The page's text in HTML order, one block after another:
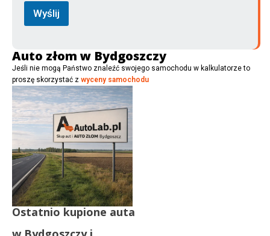
Wyślij
Auto złom w Bydgoszczy
Jeśli nie mogą Państwo znaleźć swojego samochodu w kalkulatorze to
proszę skorzystać z wyceny samochodu
Ostatnio kupione auta